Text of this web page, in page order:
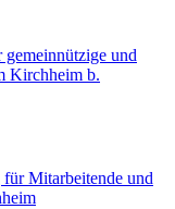
und
Kirchheim b.
Mitarbeitende und